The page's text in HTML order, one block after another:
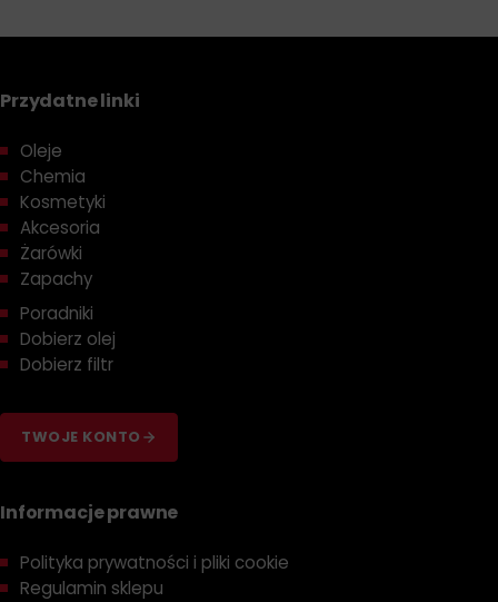
Przydatne linki
Oleje
Chemia
Kosmetyki
Akcesoria
Żarówki
Zapachy
Poradniki
Dobierz olej
Dobierz filtr
TWOJE KONTO
Informacje prawne
Polityka prywatności i pliki cookie
Regulamin sklepu